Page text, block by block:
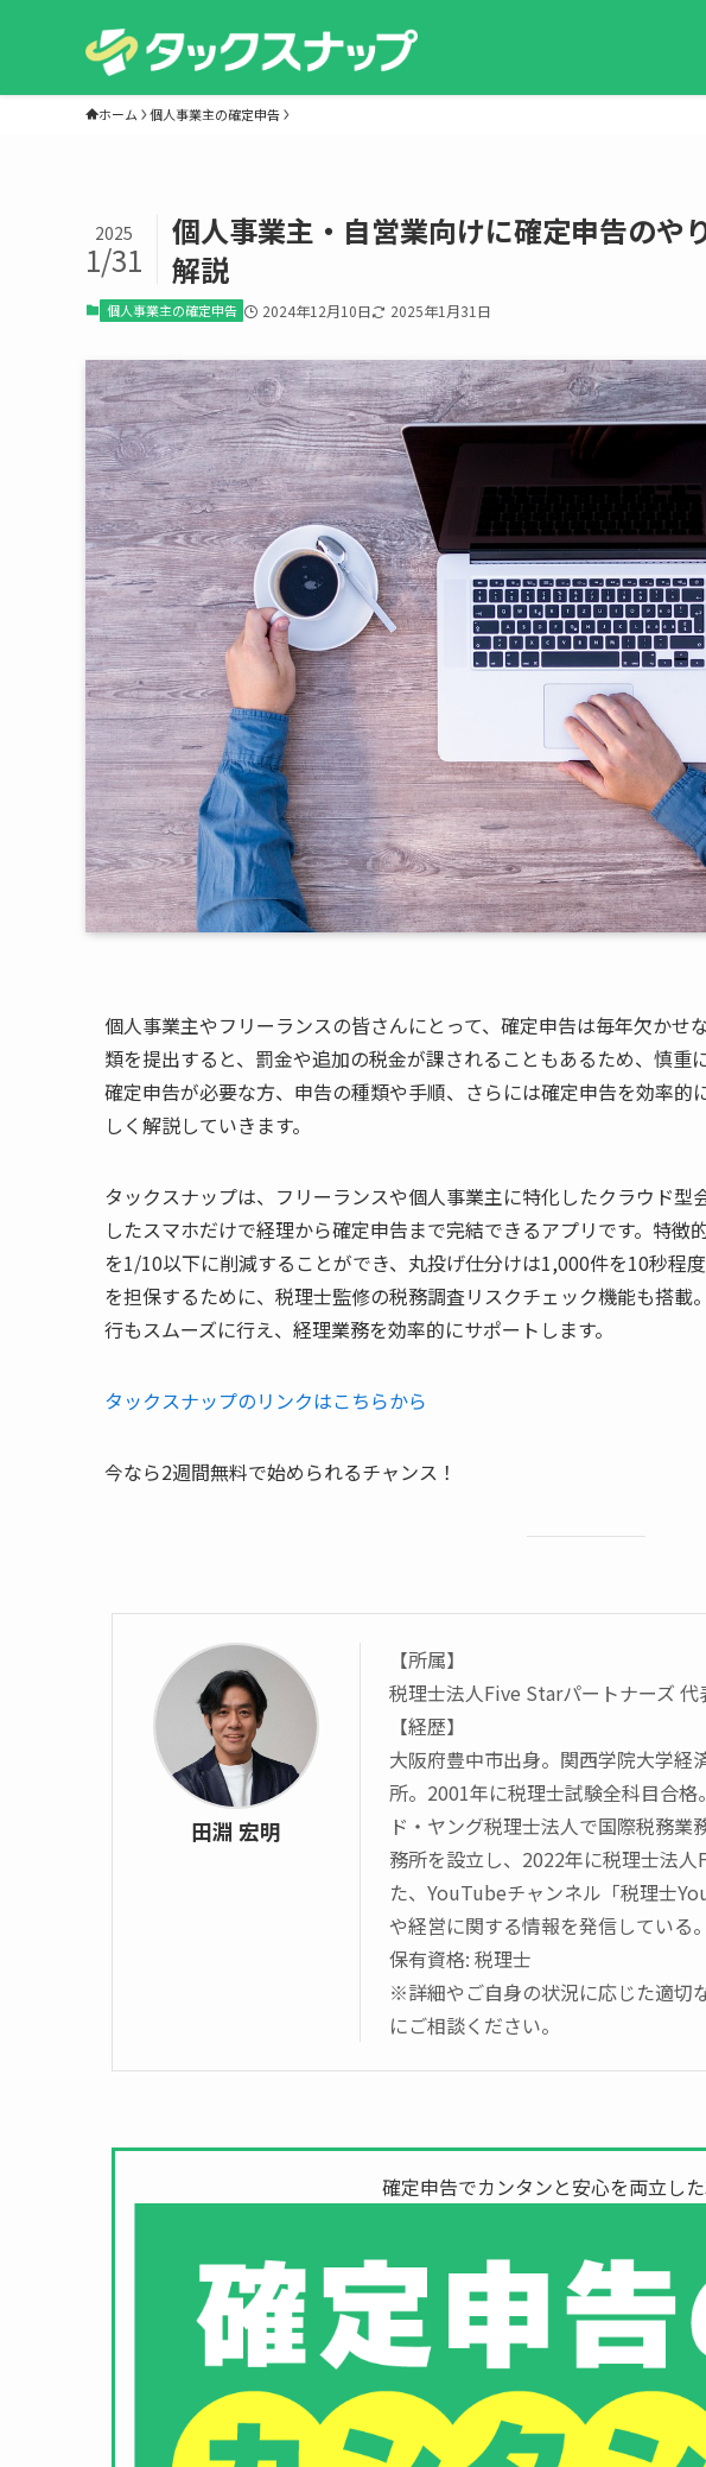
ホーム 個人事業主の確定申告
個人事業主・自営業向けに確定申告のや
解説
2025
1/31
個人事業主の確定申告 2024年12月10日 2025年1月31日
個人事業主やフリーランスの皆さんにとって、確定申告は毎年欠かせ
類を提出すると、罰金や追加の税金が課されることもあるため、慎重
確定申告が必要な方、申告の種類や手順、さらには確定申告を効率的
しく解説していきます。
タックスナップは、フリーランスや個人事業主に特化したクラウド型
したスマホだけで経理から確定申告まで完結できるアプリです。特徴
を1/10以下に削減することができ、丸投げ仕分けは1,000件を10秒程
を担保するために、税理士監修の税務調査リスクチェック機能も搭
行もスムーズに行え、経理業務を効率的にサポートします。
タックスナップのリンクはこちらから
今なら2週間無料で始められるチャンス！
田淵 宏明
【所属】
税理士法人Five Starパートナーズ 代
【経歴】
大阪府豊中市出身。関西学院大学経
所。2001年に税理士試験全科目合
ド・ヤング税理士法人で国際税務
務所を設立し、2022年に税理士法
た、YouTubeチャンネル「税理士
や経営に関する情報を発信している。
保有資格: 税理士
※詳細やご自身の状況に応じた適切
にご相談ください。
確定申告でカンタンと安心を両立し